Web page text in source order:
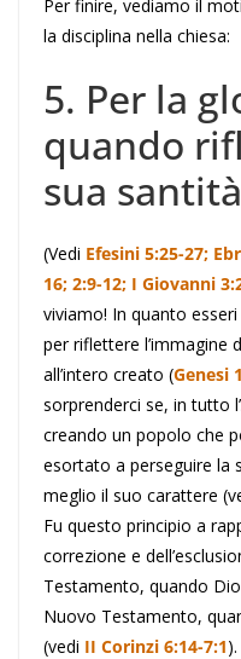
Per finire, vediamo il
la disciplina nella chiesa:
5. Per la
quando
sua santità
(Vedi Efesini 5:25-27;
16; 2:9-12; I Giovanni
viviamo! In quanto
per riflettere l’immagine
all’intero creato (Genesi
sorprenderci se, in tutto
creando un popolo che
esortato a perseguire la
meglio il suo carattere
Fu questo principio a
correzione e
Testamento, quando
Nuovo Testamento,
(vedi II Corinzi 6:14-7:1